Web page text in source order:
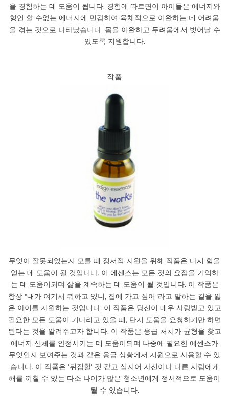
을 경험하는 데 도움이 됩니다. 경험에 따르면이 아이들은 에너지와
형언 할 수없는 에너지에 민감하여 육체적으로 이완하는 데 어려움
을 겪는 것으로 나타났습니다. 몸을 이완하고 두려움에서 벗어날 수
있도록 지원합니다.
작품
무엇이 잘못되었는지 모를 때 정서적 지원을 위해 작품은 다시 힘을
얻는 데 도움이 될 것입니다. 이 에센스는 모든 것의 요점을 기억하
는 데 도움이되며 삶을 계속하는 데 도움이 될 것입니다. 이 작품은
항상 "내가 여기서 뭐하고 있니, 집에 가고 싶어"라고 말하는 길을 잃
은 아이를 지원하는 것입니다. 이 작품은 당신이 매우 사랑받고 있고
필요한 모든 도움이 기다리고 있을 때, 단지 도움을 요청하기만 하면
된다는 것을 알려주고자 합니다. 이 작품은 응급 처치가 균형을 찾고
에너지 신체를 안정시키는 데 도움이되며 나중에 필요한 에센스가
무엇인지 보여주는 것과 같은 응급 상황에서 지원으로 사용할 수 있
습니다. 이 작품은 '뒤집힐' 것 같고 심지어 자신이나 다른 사람에게
해를 끼칠 수 있는 다소 나이가 많은 청소년에게 정서적으로 도움이
될 수 있습니다.